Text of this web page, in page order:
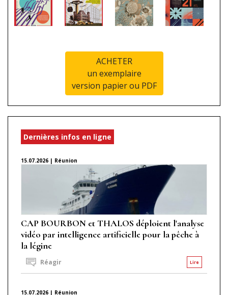
ACHETER
un exemplaire
version papier ou PDF
Dernières infos en ligne
15.07.2026 | Réunion
CAP BOURBON et THALOS déploient l'analyse
vidéo par intelligence artificielle pour la pêche à
la légine
Lire
Réagir
15.07.2026 | Réunion